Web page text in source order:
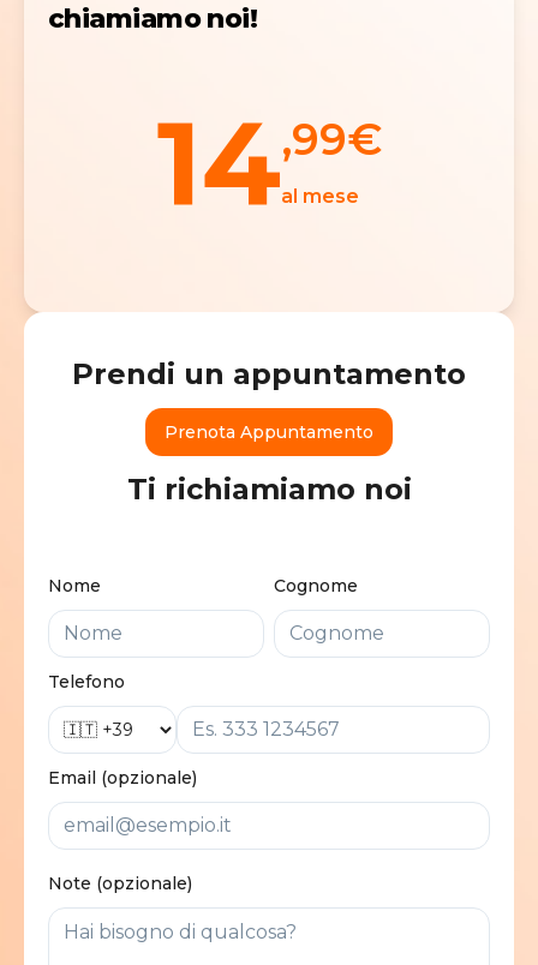
chiamiamo noi!
14,99€
al mese
Prendi un appuntamento
Prenota Appuntamento
Ti richiamiamo noi
Nome Cognome
Telefono
Email (opzionale)
Note (opzionale)